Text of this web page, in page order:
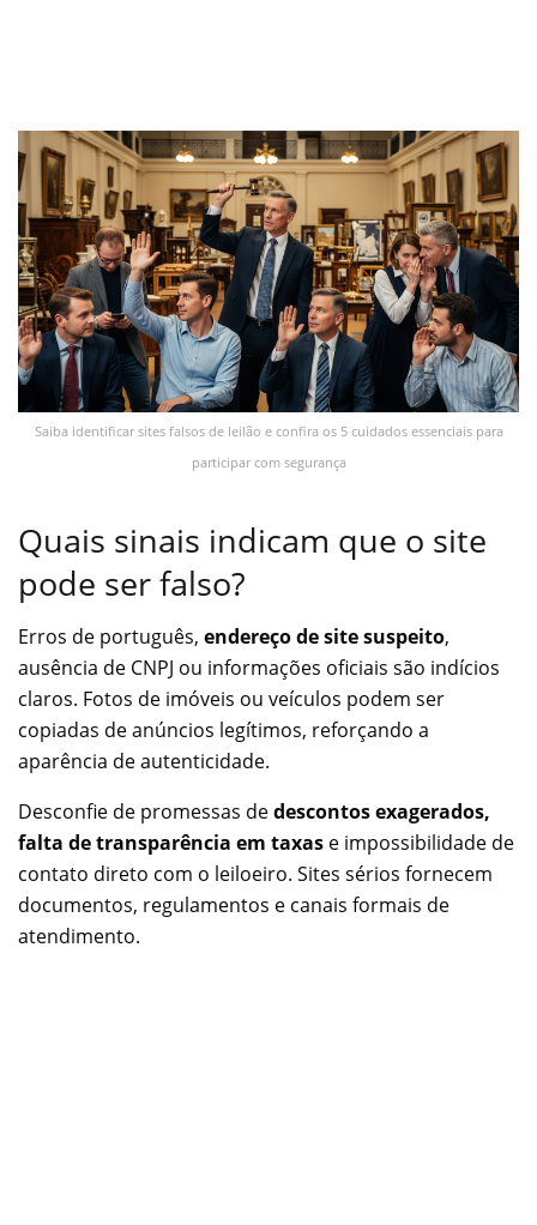
Saiba identificar sites falsos de leilão e confira os 5 cuidados essenciais para
participar com segurança
Quais sinais indicam que o site
pode ser falso?
Erros de português, endereço de site suspeito,
ausência de CNPJ ou informações oficiais são indícios
claros. Fotos de imóveis ou veículos podem ser
copiadas de anúncios legítimos, reforçando a
aparência de autenticidade.
Desconfie de promessas dedescontos exagerados,
falta de transparência em taxas e impossibilidade de
contato direto com o leiloeiro. Sites sérios fornecem
documentos, regulamentos e canais formais de
atendimento.